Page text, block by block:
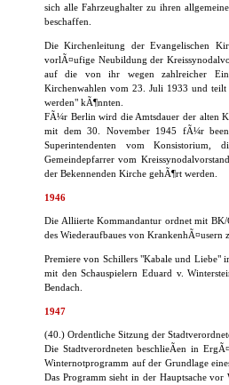
sich alle Fahrzeughalter zu ihren
beschaffen.
Die Kirchenleitung der Evangelischen
vorlÃ¤ufige Neubildung der
auf die von ihr wegen zahlreicher
Kirchenwahlen vom 23. Juli 1933 und
werden" kÃ¶nnten.
FÃ¼r Berlin wird die Amtsdauer der alten
mit dem 30. November 1945 fÃ¼r
Superintendenten vom Konsistorium,
Gemeindepfarrer vom
der Bekennenden Kirche gehÃ¶rt werden.
1946
Die Alliierte Kommandantur ordnet mit BK/
des Wiederaufbaues von KrankenhÃ¤usern
Premiere von Schillers "Kabale und Liebe"
mit den Schauspielern Eduard v.
Bendach.
1947
(40.) Ordentliche Sitzung der
Die Stadtverordneten beschlieÃen in
Winternotprogramm auf der Grundlage
Das Programm sieht in der Hauptsache